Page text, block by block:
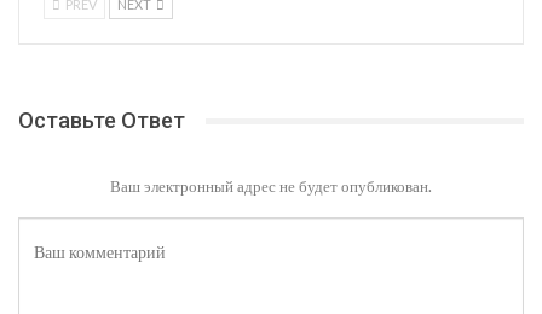
PREV NEXT
Оставьте Ответ
Ваш электронный адрес не будет опубликован.